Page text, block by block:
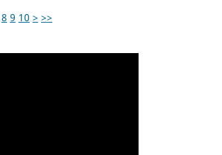
8 9 10 > >>